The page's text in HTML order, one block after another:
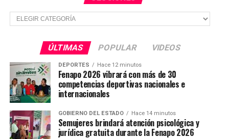
Secciones
ÚLTIMAS POPULAR VIDEOS
DEPORTES Hace 12 minutos
Fenapo 2026 vibrará con más de 30
competencias deportivas nacionales e
internacionales
GOBIERNO DEL ESTADO Hace 14 minutos
Semujeres brindará atención psicológica y
jurídica gratuita durante la Fenapo 2026